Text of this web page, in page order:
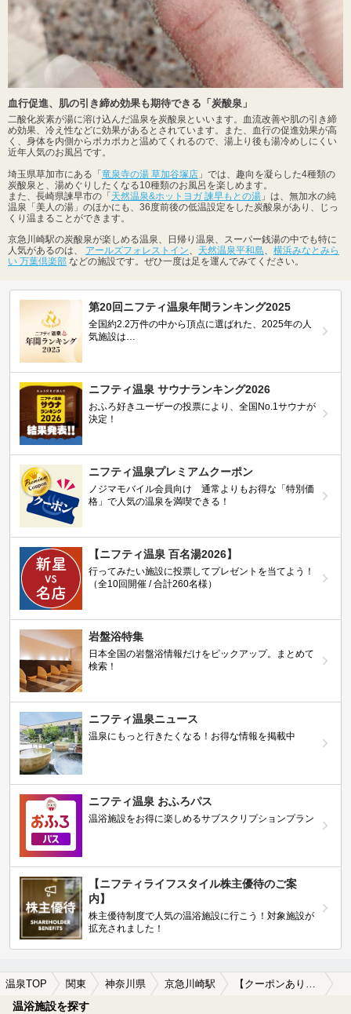
血行促進、肌の引き締め効果も期待できる「炭酸泉」
二酸化炭素が湯に溶け込んだ温泉を炭酸泉といいます。血流改善や肌の引き締
め効果、冷え性などに効果があるとされています。また、血行の促進効果が高
く、身体を内側からポカポカと温めてくれるので、湯上り後も湯冷めしにくい
近年人気のお風呂です。
埼玉県草加市にある「竜泉寺の湯 草加谷塚店 」では、趣向を凝らした4種類の
炭酸泉と、湯めぐりしたくなる10種類のお風呂を楽しめます。
また、長崎県諫早市の「天然温泉&ホットヨガ 諫早もとの湯 」は、無加水の純
温泉「美人の湯」のほかにも、36度前後の低温設定をした炭酸泉があり、じっ
くり温まることができます。
京急川崎駅の炭酸泉が楽しめる温泉、日帰り温泉、スーパー銭湯の中でも特に
人気があるのは、 アールズフォレストイン 天然温泉平和島
横浜みなとみら
い 万葉倶楽部 などの施設です。ぜひ一度は足を運んでみてください。
第20回ニフティ温泉年間ランキング2025
全国約2.2万件の中から頂点に選ばれた、2025年の人
気施設は…
ニフティ温泉 サウナランキング2026
おふろ好きユーザーの投票により、全国No.1サウナが
決定！
ニフティ温泉プレミアムクーポン
ノジマモバイル会員向け 通常よりもお得な「特別価
格」で人気の温泉を満喫できる！
【ニフティ温泉 百名湯2026】
行ってみたい施設に投票してプレゼントを当てよう！
（全10回開催 / 合計260名様）
岩盤浴特集
日本全国の岩盤浴情報だけをピックアップ。まとめて
検索！
ニフティ温泉ニュース
温泉にもっと行きたくなる！お得な情報を掲載中
ニフティ温泉 おふろパス
温浴施設をお得に楽しめるサブスクリプションプラン
【ニフティライフスタイル株主優待のご案
内】
株主優待制度で人気の温浴施設に行こう！対象施設が
拡充されました！
温泉TOP 関東 神奈川県 京急川崎駅 【クーポンあり】炭酸泉が楽しめる京急川崎駅近くの温泉、日帰り温泉、スーパー銭湯おすすめ
温浴施設を探す